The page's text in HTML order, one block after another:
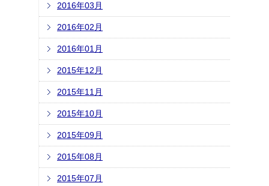
2016年03月
2016年02月
2016年01月
2015年12月
2015年11月
2015年10月
2015年09月
2015年08月
2015年07月